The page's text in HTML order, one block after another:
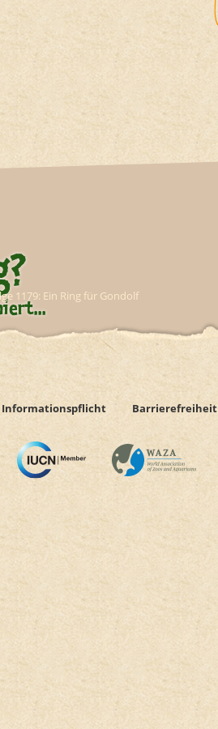
1179: Ein Ring für Gondolf
Informationspflicht Barrierefreiheit